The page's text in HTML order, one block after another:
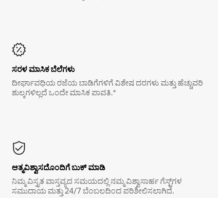
ಸರಳ ಮಾಸಿಕ ಬೆಲೆಗಳು
ದೀರ್ಘಾವಧಿಯ ರಜೆಯ ಬಾಡಿಗೆಗಳಿಗೆ ವಿಶೇಷ ದರಗಳು ಮತ್ತು ಹೆಚ್ಚುವರಿ
ಶುಲ್ಕಗಳಿಲ್ಲದೆ ಒಂದೇ ಮಾಸಿಕ ಪಾವತಿ.*
ಆತ್ಮವಿಶ್ವಾಸದೊಂದಿಗೆ ಬುಕ್ ಮಾಡಿ
ನಿಮ್ಮ ವಿಸ್ತೃತ ವಾಸ್ತವ್ಯದ ಸಮಯದಲ್ಲಿ ನಮ್ಮ ವಿಶ್ವಾಸಾರ್ಹ ಗೆಸ್ಟ್‌ಗಳ
ಸಮುದಾಯ ಮತ್ತು 24/7 ಬೆಂಬಲದಿಂದ ಪರಿಶೀಲಿಸಲಾಗಿದೆ.